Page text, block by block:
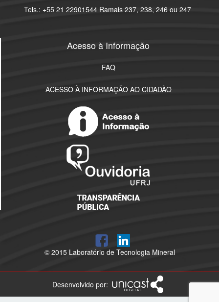
Tels.: +55 21 22901544 Ramais 237, 238, 246 ou 247
Acesso à Informação
FAQ
ACESSO À INFORMAÇÃO AO CIDADÃO
© 2015 Laboratório de Tecnologia Mineral
Desenvolvido por: